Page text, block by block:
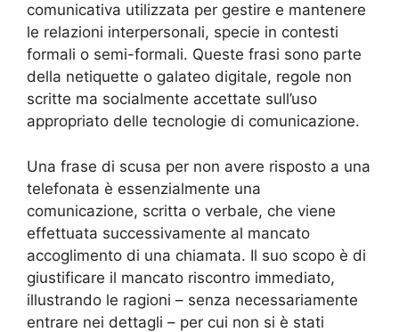
comunicativa utilizzata per gestire e mantenere
le relazioni interpersonali, specie in contesti
formali o semi-formali. Queste frasi sono parte
della netiquette o galateo digitale, regole non
scritte ma socialmente accettate sull’uso
appropriato delle tecnologie di comunicazione.
Una frase di scusa per non avere risposto a una
telefonata è essenzialmente una
comunicazione, scritta o verbale, che viene
effettuata successivamente al mancato
accoglimento di una chiamata. Il suo scopo è di
giustificare il mancato riscontro immediato,
illustrando le ragioni – senza necessariamente
entrare nei dettagli – per cui non si è stati